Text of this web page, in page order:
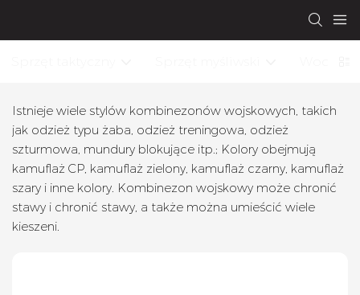
Istnieje wiele stylów kombinezonów wojskowych, takich
jak odzież typu żaba, odzież treningowa, odzież
szturmowa, mundury blokujące itp.; Kolory obejmują
kamuflaż CP, kamuflaż zielony, kamuflaż czarny, kamuflaż
szary i inne kolory. Kombinezon wojskowy może chronić
stawy i chronić stawy, a także można umieścić wiele
kieszeni.